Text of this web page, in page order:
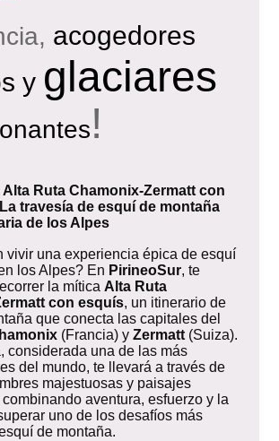
acogedores
y glaciares
!
Alta Ruta Chamonix-Zermatt con
travesía de esquí de montaña
de los Alpes
vivir una experiencia épica de esquí
los Alpes? En PirineoSur, te
la mítica Alta Ruta
con esquís, un itinerario de
que conecta las capitales del
(Francia) y Zermatt(Suiza).
considerada una de las más
del mundo, te llevará a través de
majestuosas y paisajes
aventura, esfuerzo y la
uno de los desafíos más
de montaña.